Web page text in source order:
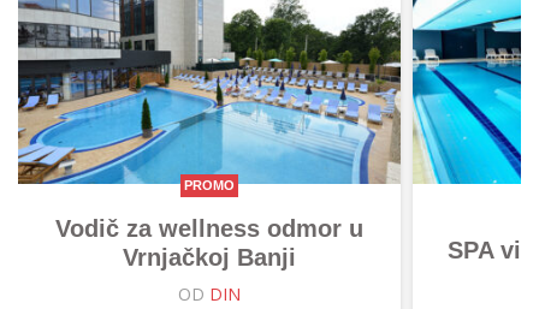
PROMO
Vodič za wellness odmor u
Vrnjačkoj Banji
OD DIN
SPA